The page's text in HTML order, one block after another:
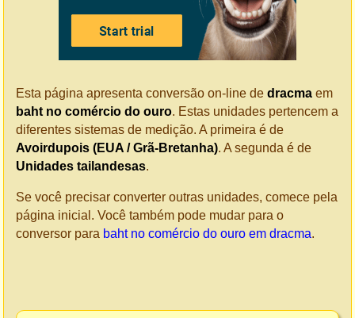
Esta página apresenta conversão on-line de dracma em
baht no comércio do ouro. Estas unidades pertencem a
diferentes sistemas de medição. A primeira é de
Avoirdupois (EUA / Grã-Bretanha). A segunda é de
Unidades tailandesas.
Se você precisar converter outras unidades, comece pela
página inicial. Você também pode mudar para o
conversor para baht no comércio do ouro em dracma.